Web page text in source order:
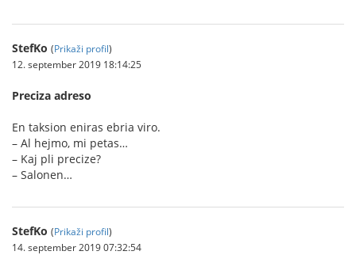
StefKo (Prikaži profil)
12. september 2019 18:14:25
Preciza adreso
En taksion eniras ebria viro.
– Al hejmo, mi petas…
– Kaj pli precize?
– Salonen…
StefKo (Prikaži profil)
14. september 2019 07:32:54